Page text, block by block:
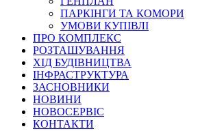
ПАРКІНГИ ТА КОМОРИ
УМОВИ КУПІВЛІ
ПРО КОМПЛЕКС
РОЗТАШУВАННЯ
ХІД БУДІВНИЦТВА
ІНФРАСТРУКТУРА
ЗАСНОВНИКИ
НОВИНИ
НОВОСЕРВІС
КОНТАКТИ